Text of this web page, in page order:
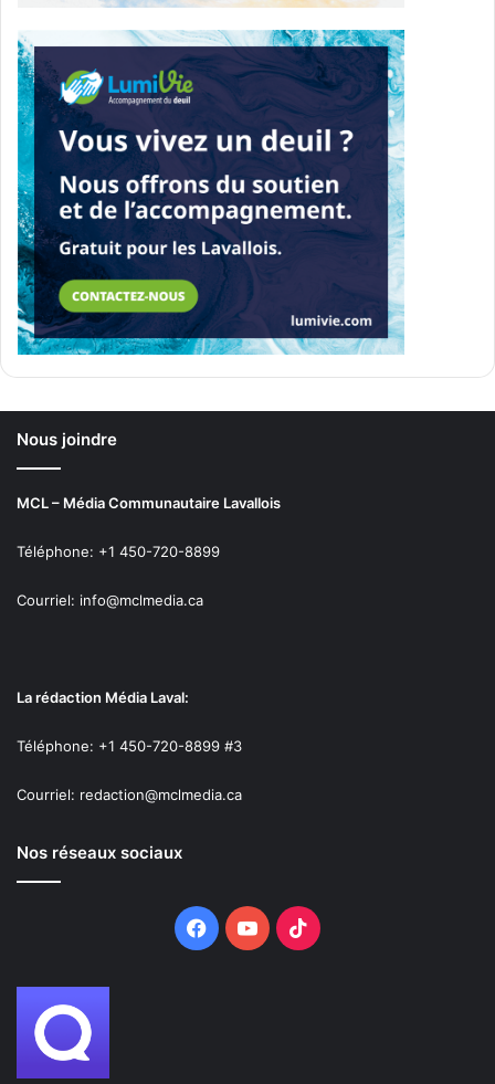
Nous joindre
MCL – Média Communautaire Lavallois
Téléphone: +1 450-720-8899
Courriel: info@mclmedia.ca
La rédaction Média Laval:
Téléphone: +1 450-720-8899 #3
Courriel: redaction@mclmedia.ca
Nos réseaux sociaux
Facebook
YouTubeTikTok